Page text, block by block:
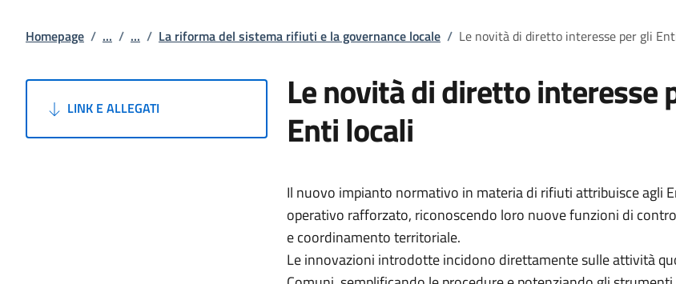
Homepage / ... / ... / La riforma del sistema rifiuti e la governance locale / Le novità di diretto interesse per gli
LINK E ALLEGATI Le novità di diretto interesse
Enti locali
Il nuovo impianto normativo in materia di rifiuti attribuisce agli
operativo rafforzato, riconoscendo loro nuove funzioni di
e coordinamento territoriale.
Le innovazioni introdotte incidono direttamente sulle attività